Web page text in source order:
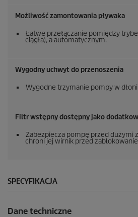
Możliwość zamontowania pływaka
Łatwe przełączanie pomiędzy
ciągła), a automatycznym.
Wygodny uchwyt do przenoszenia
Wygodne trzymanie pompy w
Filtr wstępny dostępny jako
Zabezpiecza pompę przed dużymi
chroni jej wirnik przed
SPECYFIKACJA
Dane techniczne